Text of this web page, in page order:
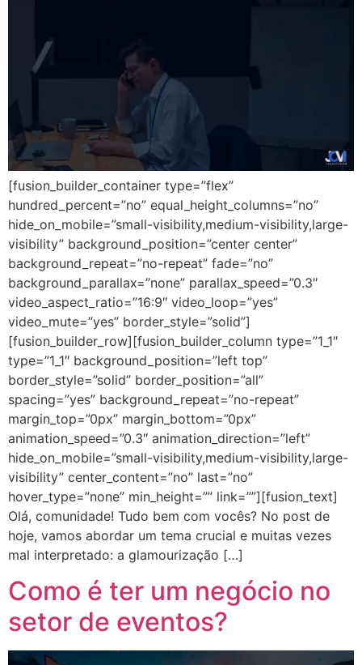
[fusion_builder_container type=”flex”
hundred_percent=”no” equal_height_columns=”no”
hide_on_mobile=”small-visibility,medium-visibility,large-
visibility” background_position=”center center”
background_repeat=”no-repeat” fade=”no”
background_parallax=”none” parallax_speed=”0.3″
video_aspect_ratio=”16:9″ video_loop=”yes”
video_mute=”yes” border_style=”solid”]
[fusion_builder_row][fusion_builder_column type=”1_1″
type=”1_1″ background_position=”left top”
border_style=”solid” border_position=”all”
spacing=”yes” background_repeat=”no-repeat”
margin_top=”0px” margin_bottom=”0px”
animation_speed=”0.3″ animation_direction=”left”
hide_on_mobile=”small-visibility,medium-visibility,large-
visibility” center_content=”no” last=”no”
hover_type=”none” min_height=”” link=””][fusion_text]
Olá, comunidade! Tudo bem com vocês? No post de
hoje, vamos abordar um tema crucial e muitas vezes
mal interpretado: a glamourização […]
Como é ter um negócio no
setor de eventos?